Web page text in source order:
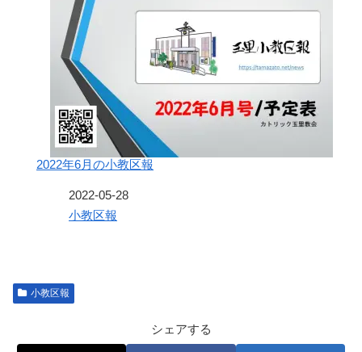
2022年6月の小教区報
2022-05-28
関連理由小教区報
小教区報
シェアする